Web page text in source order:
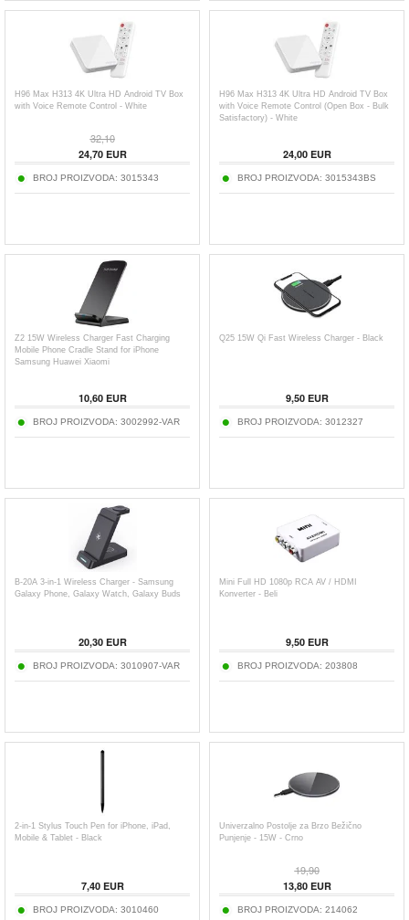
H96 Max H313 4K Ultra HD Android TV Box
with Voice Remote Control - White
32,10
24,70EUR
BROJ PROIZVODA: 3015343
H96 Max H313 4K Ultra HD Android TV Box
with Voice Remote Control (Open Box - Bulk
Satisfactory) - White
24,00EUR
BROJ PROIZVODA: 3015343BS
Z2 15W Wireless Charger Fast Charging
Mobile Phone Cradle Stand for iPhone
Samsung Huawei Xiaomi
10,60EUR
BROJ PROIZVODA: 3002992-VAR
Q25 15W Qi Fast Wireless Charger - Black
9,50EUR
BROJ PROIZVODA: 3012327
B-20A 3-in-1 Wireless Charger - Samsung
Galaxy Phone, Galaxy Watch, Galaxy Buds
20,30EUR
BROJ PROIZVODA: 3010907-VAR
Mini Full HD 1080p RCA AV / HDMI
Konverter - Beli
9,50EUR
BROJ PROIZVODA: 203808
2-in-1 Stylus Touch Pen for iPhone, iPad,
Mobile & Tablet - Black
7,40EUR
BROJ PROIZVODA: 3010460
Univerzalno Postolje za Brzo Bežično
Punjenje - 15W - Crno
19,90
13,80EUR
BROJ PROIZVODA: 214062